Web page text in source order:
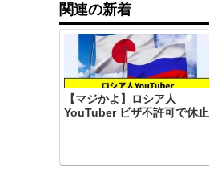
関連の新着
【マジかよ】ロシア人
YouTuber ビザ不許可で休止